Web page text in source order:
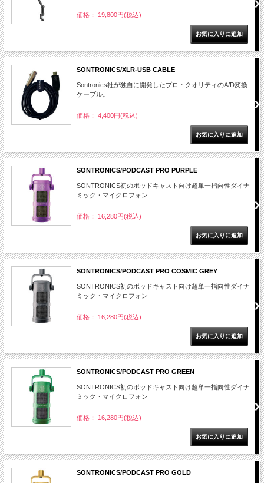
価格： 19,800円(税込)
SONTRONICS/XLR-USB CABLE
Sontronics社が独自に開発したプロ・クオリティのA/D変換
ケーブル。
価格： 4,400円(税込)
SONTRONICS/PODCAST PRO PURPLE
SONTRONICS初のポッドキャスト向け超単一指向性ダイナ
ミック・マイクロフォン
価格： 16,280円(税込)
SONTRONICS/PODCAST PRO COSMIC GREY
SONTRONICS初のポッドキャスト向け超単一指向性ダイナ
ミック・マイクロフォン
価格： 16,280円(税込)
SONTRONICS/PODCAST PRO GREEN
SONTRONICS初のポッドキャスト向け超単一指向性ダイナ
ミック・マイクロフォン
価格： 16,280円(税込)
SONTRONICS/PODCAST PRO GOLD